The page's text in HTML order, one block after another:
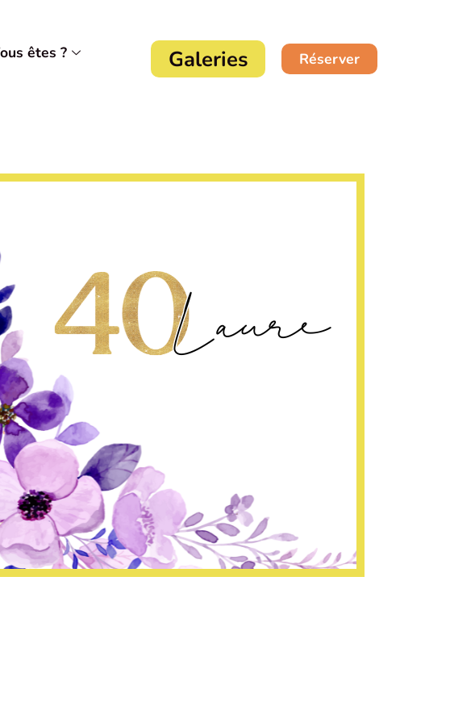
êtes ? Galeries Réserver